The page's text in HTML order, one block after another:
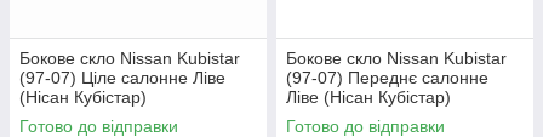
Бокове скло Nissan Kubistar
(97-07) Ціле салонне Ліве
(Нісан Кубістар)
Готово до відправки
Бокове скло Nissan Kubistar
(97-07) Переднє салонне
Ліве (Нісан Кубістар)
Готово до відправки